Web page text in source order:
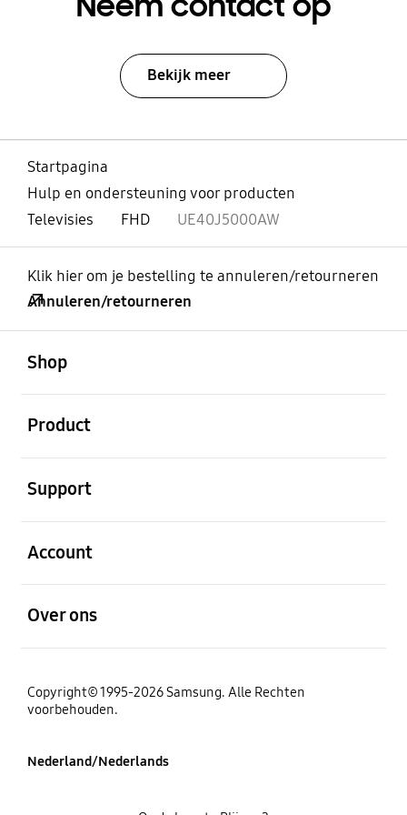
Bekijk meer
Startpagina
Hulp en ondersteuning voor producten
Televisies
FHD UE40J5000AW
Klik hier om je bestelling te annuleren/retourneren
Annuleren/retourneren
Shop
Product
Support
Account
Over ons
Copyright© 1995-2026 Samsung. Alle Rechten
voorbehouden.
Nederland/Nederlands